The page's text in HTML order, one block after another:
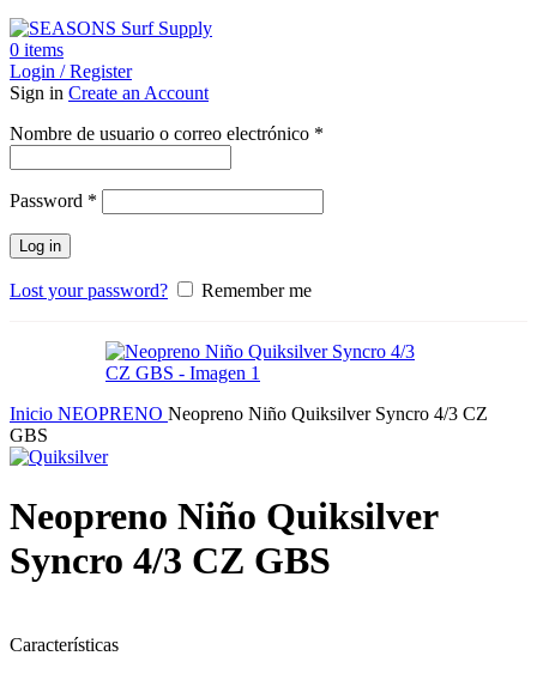
0 items
Login / Register
Sign in Create an Account
Nombre de usuario o correo electrónico *
Password *
Log in
Lost your password? Remember me
Inicio NEOPRENO Neopreno Niño Quiksilver Syncro 4/3 CZ
GBS
Neopreno Niño Quiksilver
Syncro 4/3 CZ GBS
Características